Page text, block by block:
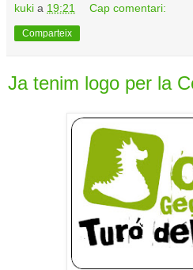
kuki a 19:21 Cap comentari:
Comparteix
Ja tenim logo per la